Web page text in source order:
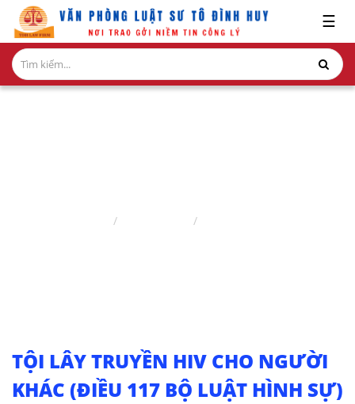
GIỚI
THIỆU
DỊCH
VỤ
☰
TỘI LÂY TRUYỀN HIV CHO NGƯỜI
KHÁC (ĐIỀU 117 BỘ LUẬT HÌNH SỰ)